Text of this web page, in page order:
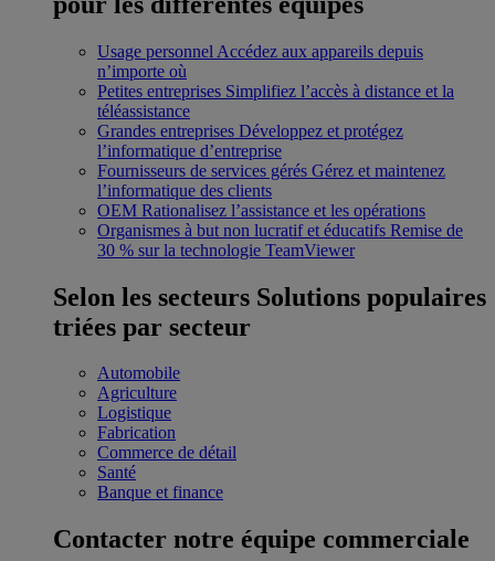
Usage personnel Accédez aux appareils depuis
n’importe où
Petites entreprises Simplifiez l’accès à distance et la
téléassistance
Grandes entreprises Développez et protégez
l’informatique d’entreprise
Fournisseurs de services gérés Gérez et maintenez
l’informatique des clients
OEM Rationalisez l’assistance et les opérations
Organismes à but non lucratif et éducatifs Remise de
30 % sur la technologie TeamViewer
Selon les secteurs Solutions populaires
triées par secteur
Automobile
Agriculture
Logistique
Fabrication
Commerce de détail
Santé
Banque et finance
Contacter notre équipe commerciale